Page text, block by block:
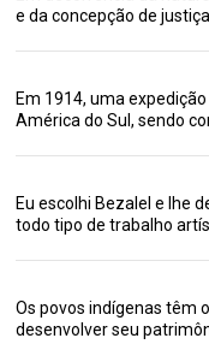
e da concepção de
Em 1914, uma
América do Sul, sendo
Eu escolhi Bezalel e lhe
todo tipo de trabalho
Os povos indígenas têm
desenvolver seu